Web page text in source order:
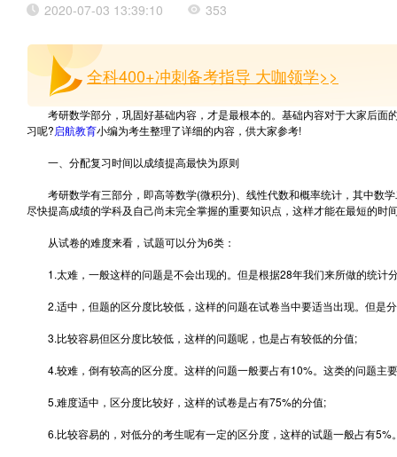
2020-07-03 13:39:10 353
全科400+冲刺备考指导 大咖领学>>
考研数学部分，巩固好基础内容，才是最根本的。基础内容对于大家后
习呢?启航教育小编为考生整理了详细的内容，供大家参考!
一、分配复习时间以成绩提高最快为原则
考研数学有三部分，即高等数学(微积分)、线性代数和概率统计，其中数
尽快提高成绩的学科及自己尚未完全掌握的重要知识点，这样才能在最短的时
从试卷的难度来看，试题可以分为6类：
1.太难，一般这样的问题是不会出现的。但是根据28年我们来所做的统计
2.适中，但题的区分度比较低，这样的问题在试卷当中要适当出现。但是
3.比较容易但区分度比较低，这样的问题呢，也是占有较低的分值;
4.较难，倒有较高的区分度。这样的问题一般要占有10%。这类的问题主
5.难度适中，区分度比较好，这样的试卷是占有75%的分值;
6.比较容易的，对低分的考生呢有一定的区分度，这样的试题一般占有5%